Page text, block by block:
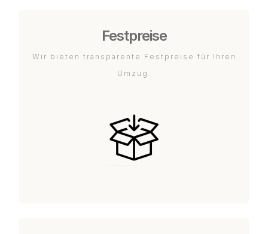
Festpreise
Wir bieten transparente Festpreise für Ihren
Umzug.